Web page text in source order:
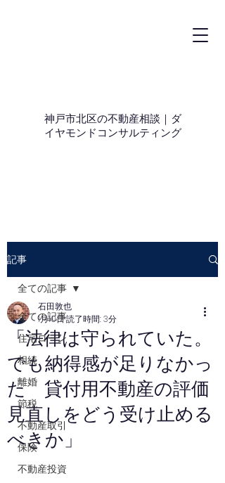
神戸市北区の不動産相談｜ダ
イヤモンドコンサルティング
記事
全ての記事
住宅ローン
相続
離婚
節税
不動産取引
保険
不動産投資
全ての記事
「法律は守られていた。
でも納得感が足りなかっ
た 貸付用不動産の評価
見直しをどう受け止める
べきか」
石田敦也
1月10日読了時間: 3分